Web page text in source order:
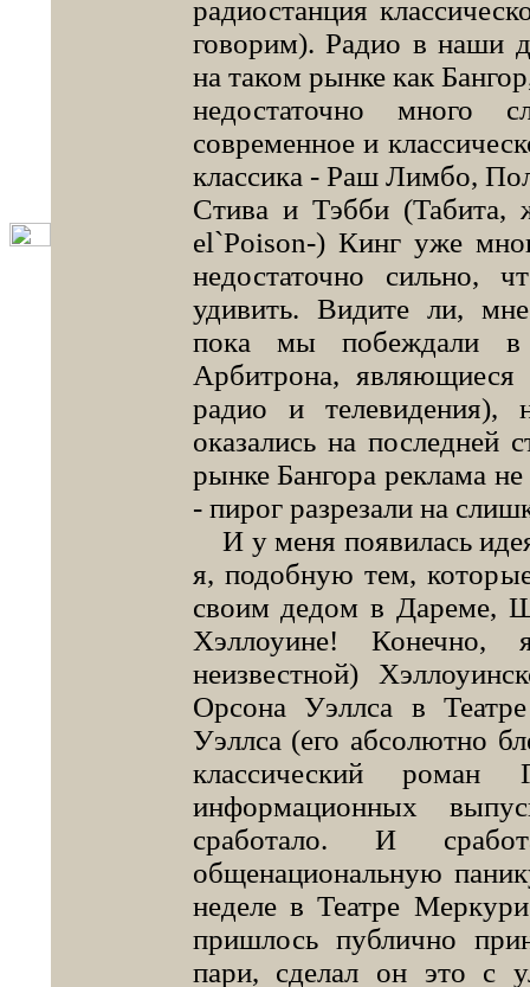
радиостанция
говорим). Радио в наши
на таком рынке как
недостаточно много
современное и
классика - Раш Лимбо,
Стива и Тэбби (Табита,
el`Poison-) Кинг уже
недостаточно
удивить. Видите ли,
пока мы побеждали в
Арбитрона, являющиеся
радио и
оказались на последней
рынке Бангора реклама
- пирог разрезали на
И у меня появилась
я, подобную тем,
своим дедом в Дареме,
Хэллоуине!
неизвестной)
Орсона Уэллса в
Уэллса (его абсолютно
классический
информационных
сработало. И
общенациональную
неделе в Театре
пришлось публично
пари, сделал он это с